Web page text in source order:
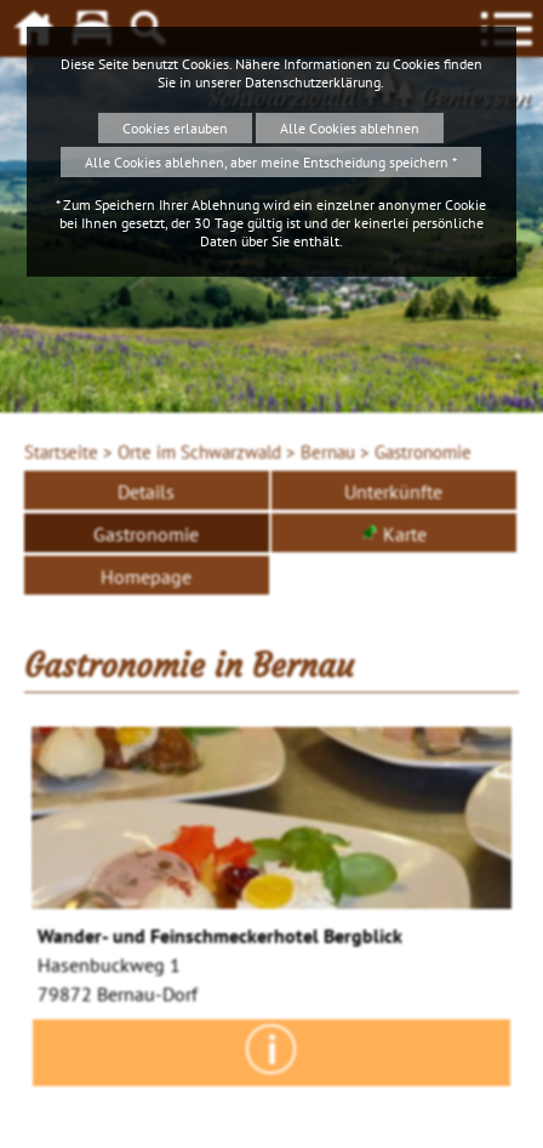
Schwarzwald Geniessen
Startseite > Orte im Schwarzwald > Bernau >Gastronomie
Details
Unterkünfte
Gastronomie
Karte
Homepage
Gastronomie in Bernau
Wander- und Feinschmeckerhotel Bergblick
Hasenbuckweg 1
79872 Bernau-Dorf
Diese Seite benutzt Cookies. Nähere Informationen zu Cookies finden
Sie in unserer Datenschutzerklärung
Cookies erlauben
Alle Cookies ablehnen
Alle Cookies ablehnen, aber meine Entscheidung speichern *
* Zum Speichern Ihrer Ablehnung wird ein einzelner anonymer Cookie
bei Ihnen gesetzt, der 30 Tage gültig ist und der keinerlei persönliche
Daten über Sie enthält.